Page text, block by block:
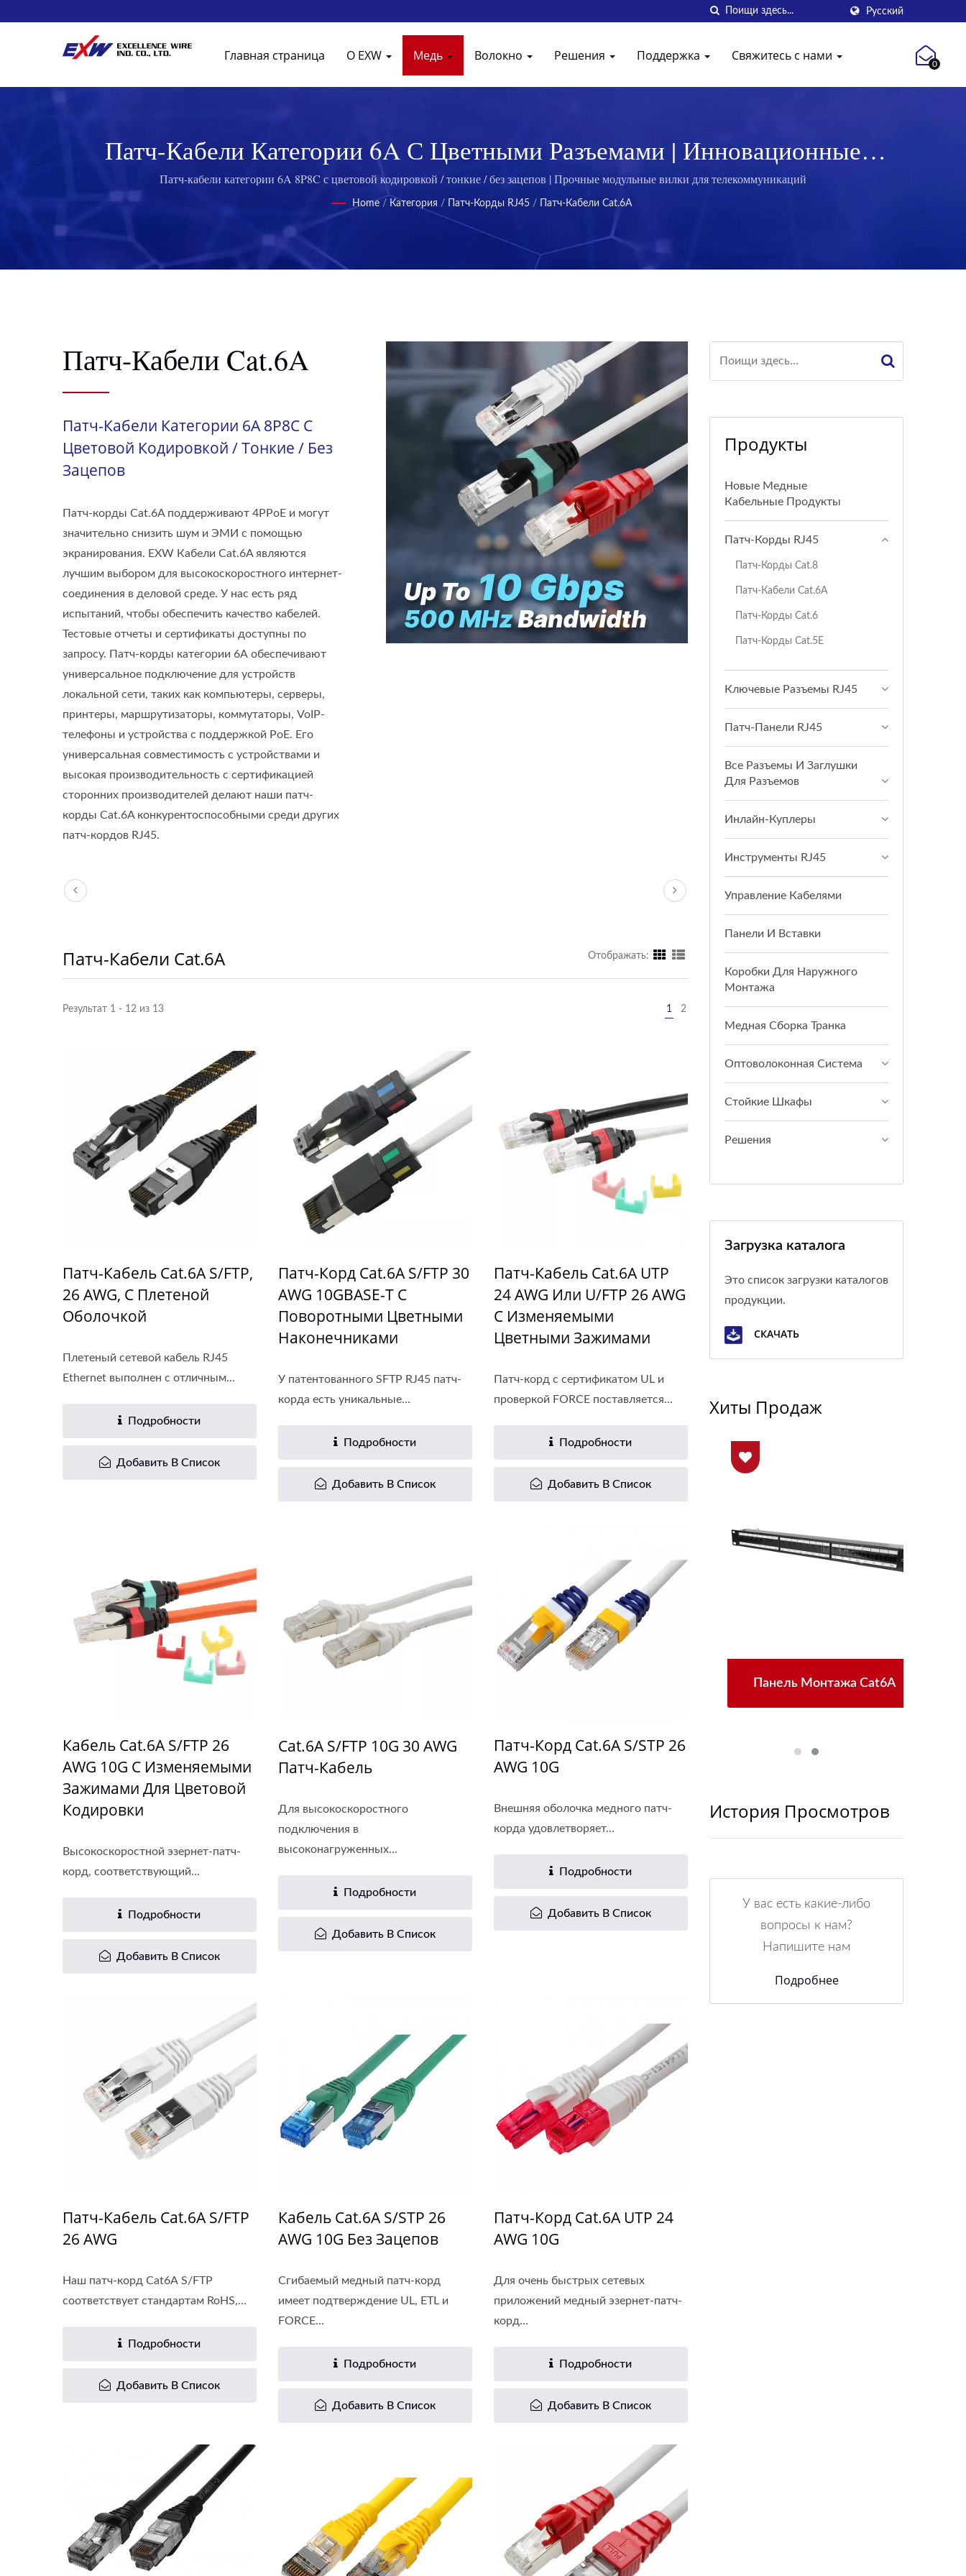
Русский
Главная страница О EXW Медь Волокно Решения Поддержка Свяжитесь с нами
0
Патч-Кабели Категории 6A С Цветными Разъемами | Инновационные
Модульные Разъемы Для Улучшенной Связи От Excellence Wire
Патч-кабели категории 6A 8P8C с цветовой кодировкой / тонкие / без зацепов | Прочные модульные вилки для телекоммуникаций
Home / Категория / Патч-Корды RJ45 / Патч-Кабели Cat.6A
Патч-Кабели Cat.6A
Патч-Кабели Категории 6A 8P8C С
Цветовой Кодировкой / Тонкие / Без
Зацепов
Патч-корды Cat.6A поддерживают 4PPoE и могут
значительно снизить шум и ЭМИ с помощью
экранирования. EXW Кабели Cat.6A являются
лучшим выбором для высокоскоростного интернет-
соединения в деловой среде. У нас есть ряд
испытаний, чтобы обеспечить качество кабелей.
Тестовые отчеты и сертификаты доступны по
запросу. Патч-корды категории 6А обеспечивают
универсальное подключение для устройств
локальной сети, таких как компьютеры, серверы,
принтеры, маршрутизаторы, коммутаторы, VoIP-
телефоны и устройства с поддержкой PoE. Его
универсальная совместимость с устройствами и
высокая производительность с сертификацией
сторонних производителей делают наши патч-
корды Cat.6A конкурентоспособными среди других
патч-кордов RJ45.
Патч-Кабели Cat.6A Отображать:
Результат 1 - 12 из 13 1 2
Патч-Кабель Cat.6A S/FTP,
26 AWG, С Плетеной
Оболочкой
Плетеный сетевой кабель RJ45
Ethernet выполнен с отличным...
Подробности
Добавить В Список
Патч-Корд Cat.6A S/FTP 30
AWG 10GBASE-T С
Поворотными Цветными
Наконечниками
У патентованного SFTP RJ45 патч-
корда есть уникальные...
Подробности
Добавить В Список
Патч-Кабель Cat.6A UTP
24 AWG Или U/FTP 26 AWG
С Изменяемыми
Цветными Зажимами
Патч-корд с сертификатом UL и
проверкой FORCE поставляется...
Подробности
Добавить В Список
Кабель Cat.6A S/FTP 26
AWG 10G С Изменяемыми
Зажимами Для Цветовой
Кодировки
Высокоскоростной эзернет-патч-
корд, соответствующий...
Подробности
Добавить В Список
Cat.6A S/FTP 10G 30 AWG
Патч-Кабель
Для высокоскоростного
подключения в
высоконагруженных...
Подробности
Добавить В Список
Патч-Корд Cat.6A S/STP 26
AWG 10G
Внешняя оболочка медного патч-
корда удовлетворяет...
Подробности
Добавить В Список
Патч-Кабель Cat.6A S/FTP
26 AWG
Наш патч-корд Cat6A S/FTP
соответствует стандартам RoHS,...
Подробности
Добавить В Список
Кабель Cat.6A S/STP 26
AWG 10G Без Зацепов
Сгибаемый медный патч-корд
имеет подтверждение UL, ETL и
FORCE...
Подробности
Добавить В Список
Патч-Корд Cat.6A UTP 24
AWG 10G
Для очень быстрых сетевых
приложений медный эзернет-патч-
корд...
Подробности
Добавить В Список
Продукты
Новые Медные
Кабельные Продукты
Патч-Корды RJ45
Патч-Корды Cat.8
Патч-Кабели Cat.6A
Патч-Корды Cat.6
Патч-Корды Cat.5E
Ключевые Разъемы RJ45
Патч-Панели RJ45
Все Разъемы И Заглушки
Для Разъемов
Инлайн-Куплеры
Инструменты RJ45
Управление Кабелями
Панели И Вставки
Коробки Для Наружного
Монтажа
Медная Сборка Транка
Оптоволоконная Система
Стойкие Шкафы
Решения
Загрузка каталога
Это список загрузки каталогов
продукции.
СКАЧАТЬ
Хиты Продаж
Новый Модульный Разъем
Панель Монтажа Cat6A
История Просмотров
У вас есть какие-либо
вопросы к нам?
Напишите нам
Подробнее